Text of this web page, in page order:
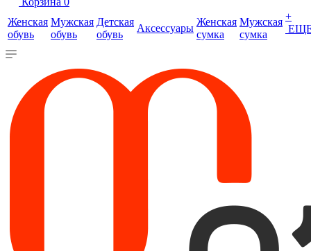
Женская
обувь
Мужская
обувь
Детская
обувь
Аксессуары
Женская
сумка
Мужская
сумка
+